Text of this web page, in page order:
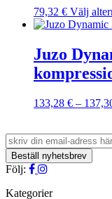
79,32 € Välj
Juzo
133,28 € –
Följ:
Kategorier